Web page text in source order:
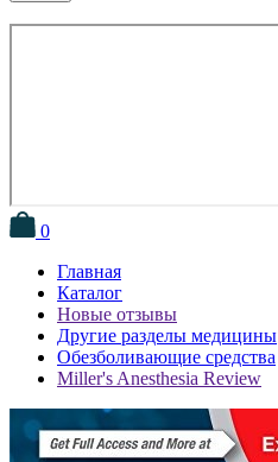
0
Главная
Каталог
Новые отзывы
Другие разделы медицины
Обезболивающие средства
Miller's Anesthesia Review